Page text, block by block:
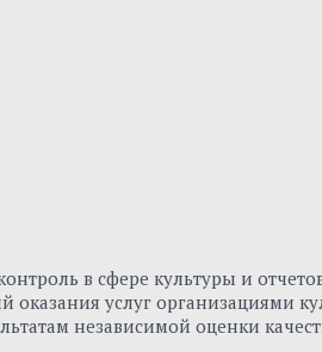
в сфере культуры и
оказания услуг
независимой оценки